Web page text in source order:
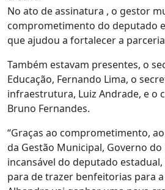
No ato de assinatura , o gestor
comprometimento do deputado
que ajudou a fortalecer a
Também estavam presentes, o
Educação, Fernando Lima, o
infraestrutura, Luiz Andrade, e o
Bruno Fernandes.
“Graças ao comprometimento,
da Gestão Municipal, Governo do
incansável do deputado
para de trazer benfeitorias para